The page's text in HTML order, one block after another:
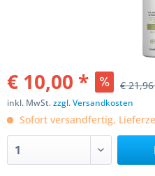
€ 10,00 * €
inkl. MwSt.zzgl. Versandkosten
Sofort versandfertig,